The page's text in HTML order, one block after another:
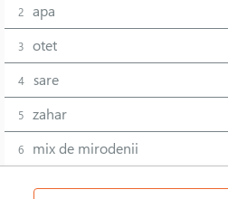
2 apa
3 otet
4 sare
5 zahar
6 mix de mirodenii